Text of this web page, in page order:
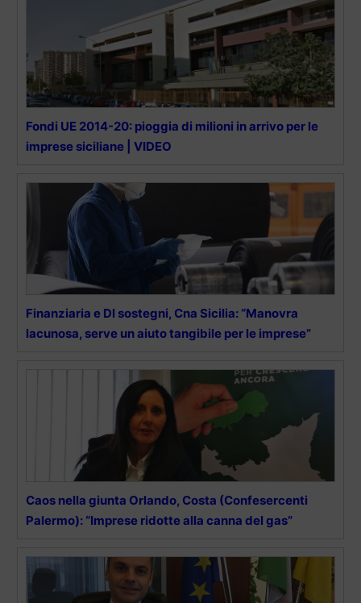
Fondi UE 2014-20: pioggia di milioni in arrivo per le
imprese siciliane | VIDEO
Finanziaria e Dl sostegni, Cna Sicilia: “Manovra
lacunosa, serve un aiuto tangibile per le imprese”
Caos nella giunta Orlando, Costa (Confesercenti
Palermo): “Imprese ridotte alla canna del gas”